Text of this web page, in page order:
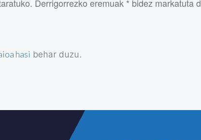
Derrigorrezko eremuak * bidez markatuta
hasi behar duzu.